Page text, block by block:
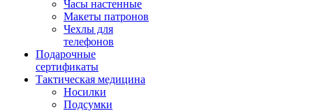
Часы настенные
Макеты патронов
Чехлы для
телефонов
Подарочные
сертификаты
Тактическая медицина
Носилки
Подсумки